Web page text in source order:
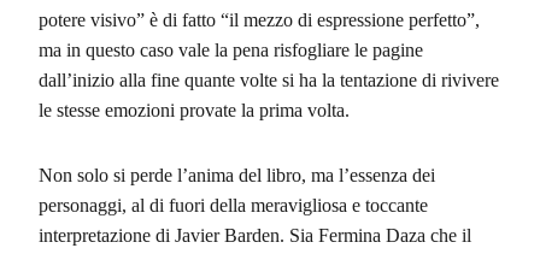
potere visivo” è di fatto “il mezzo di espressione perfetto”,
ma in questo caso vale la pena risfogliare le pagine
dall’inizio alla fine quante volte si ha la tentazione di rivivere
le stesse emozioni provate la prima volta.
Non solo si perde l’anima del libro, ma l’essenza dei
personaggi, al di fuori della meravigliosa e toccante
interpretazione di Javier Barden. Sia Fermina Daza che il